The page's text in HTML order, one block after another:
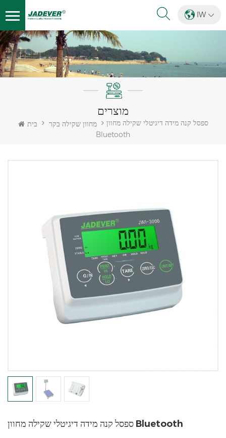
IW
מוצרים
בית מחוון שקילה בקר
ספסל קנה מידה דיגיטלי שקילה מחוון
Bluetooth
ספסל קנה מידה דיגיטלי שקילה מחוון Bluetooth